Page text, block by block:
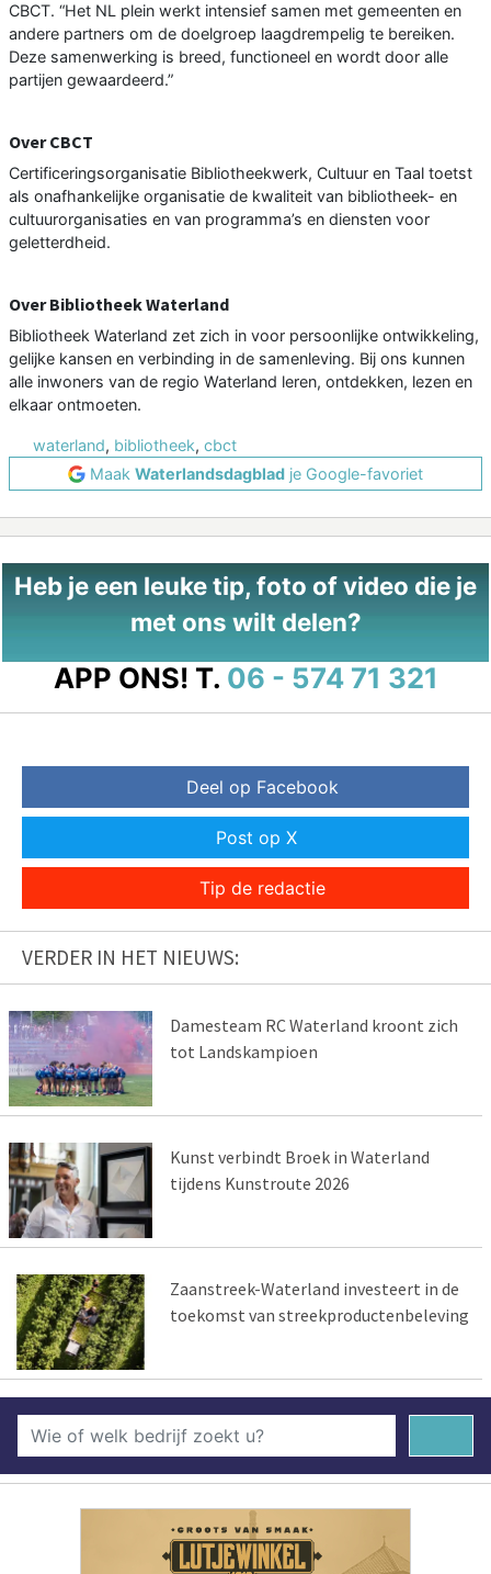
CBCT. “Het NL plein werkt intensief samen met gemeenten en
andere partners om de doelgroep laagdrempelig te bereiken.
Deze samenwerking is breed, functioneel en wordt door alle
partijen gewaardeerd.”
Over CBCT
Certificeringsorganisatie Bibliotheekwerk, Cultuur en Taal toetst
als onafhankelijke organisatie de kwaliteit van bibliotheek- en
cultuurorganisaties en van programma’s en diensten voor
geletterdheid.
Over Bibliotheek Waterland
Bibliotheek Waterland zet zich in voor persoonlijke ontwikkeling,
gelijke kansen en verbinding in de samenleving. Bij ons kunnen
alle inwoners van de regio Waterland leren, ontdekken, lezen en
elkaar ontmoeten.
waterland, bibliotheek, cbct
Maak Waterlandsdagblad je Google-favoriet
Heb je een leuke tip, foto of video die je
met ons wilt delen?
APP ONS! T. 06 - 574 71 321
Deel op Facebook
Post op X
Tip de redactie
VERDER IN HET NIEUWS:
Damesteam RC Waterland kroont zich
tot Landskampioen
Kunst verbindt Broek in Waterland
tijdens Kunstroute 2026
Zaanstreek-Waterland investeert in de
toekomst van streekproductenbeleving